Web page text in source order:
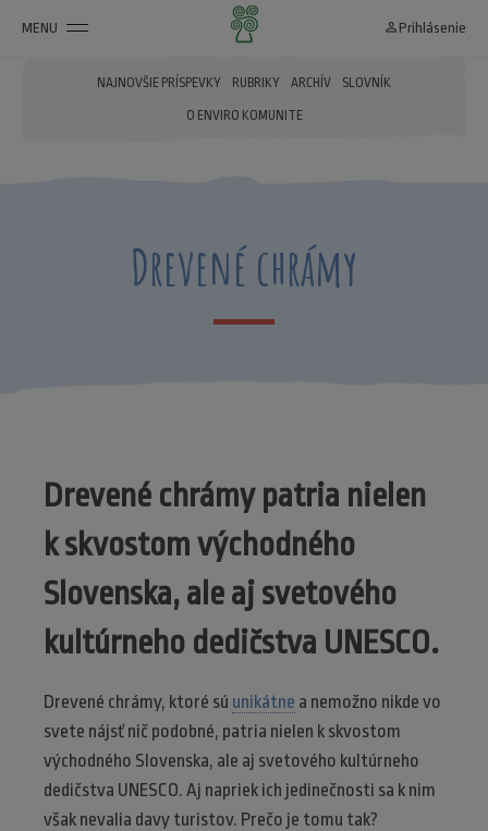
MENU person_outline Prihlásenie
NAJNOVŠIE PRÍSPEVKY RUBRIKY ARCHÍV SLOVNÍK
O ENVIRO KOMUNITE
Drevené chrámy
Drevené chrámy patria nielen
k skvostom východného
Slovenska, ale aj svetového
kultúrneho dedičstva UNESCO.
Drevené chrámy, ktoré sú unikátne a nemožno nikde vo
svete nájsť nič podobné, patria nielen k skvostom
východného Slovenska, ale aj svetového kultúrneho
dedičstva UNESCO. Aj napriek ich jedinečnosti sa k nim
však nevalia davy turistov. Prečo je tomu tak?